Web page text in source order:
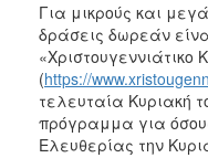
Για μικρούς και
δράσεις δωρεάν
«Χριστουγεννιάτικο
(https://
τελευταία Κυριακή
πρόγραμμα για
Ελευθερίας την